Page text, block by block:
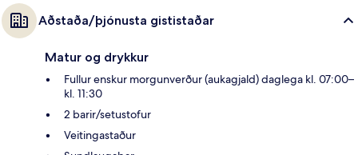
Aðstaða/þjónusta gististaðar
Matur og drykkur
Fullur enskur morgunverður (aukagjald) daglega kl. 07:00–
kl. 11:30
2 barir/setustofur
Veitingastaður